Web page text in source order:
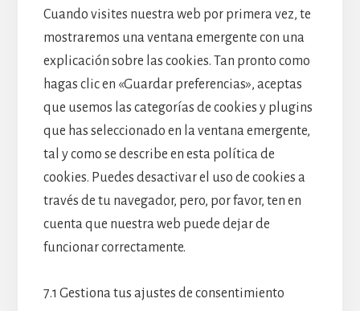
Cuando visites nuestra web por primera vez, te
mostraremos una ventana emergente con una
explicación sobre las cookies. Tan pronto como
hagas clic en «Guardar preferencias», aceptas
que usemos las categorías de cookies y plugins
que has seleccionado en la ventana emergente,
tal y como se describe en esta política de
cookies. Puedes desactivar el uso de cookies a
través de tu navegador, pero, por favor, ten en
cuenta que nuestra web puede dejar de
funcionar correctamente.
7.1 Gestiona tus ajustes de consentimiento